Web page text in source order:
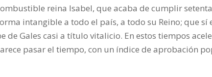
reina Isabel, que acaba de cumplir
intangible a todo el país, a todo su Reino; que sí
Gales casi a título vitalicio. En estos tiempos
pasar el tiempo, con un índice de aprobación